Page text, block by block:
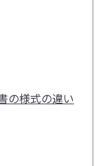
の様式の違い